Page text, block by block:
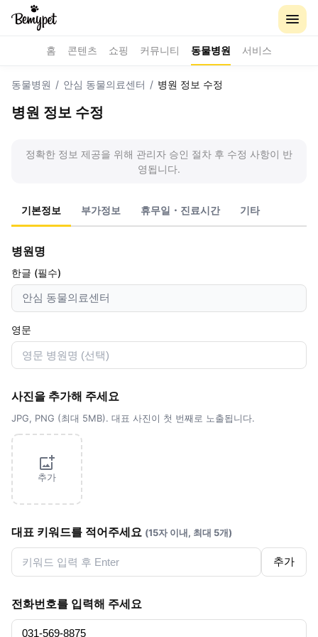
홈 콘텐츠 쇼핑 커뮤니티 동물병원 서비스
동물병원 / 안심 동물의료센터 / 병원 정보 수정
병원 정보 수정
정확한 정보 제공을 위해 관리자 승인 절차 후 수정 사항이 반
영됩니다.
기본정보 부가정보 휴무일・진료시간 기타
병원명
한글 (필수)
영문
사진을 추가해 주세요
JPG, PNG (최대 5MB). 대표 사진이 첫 번째로 노출됩니다.
추가
대표 키워드를 적어주세요 (15자 이내, 최대 5개)
추가
전화번호를 입력해 주세요